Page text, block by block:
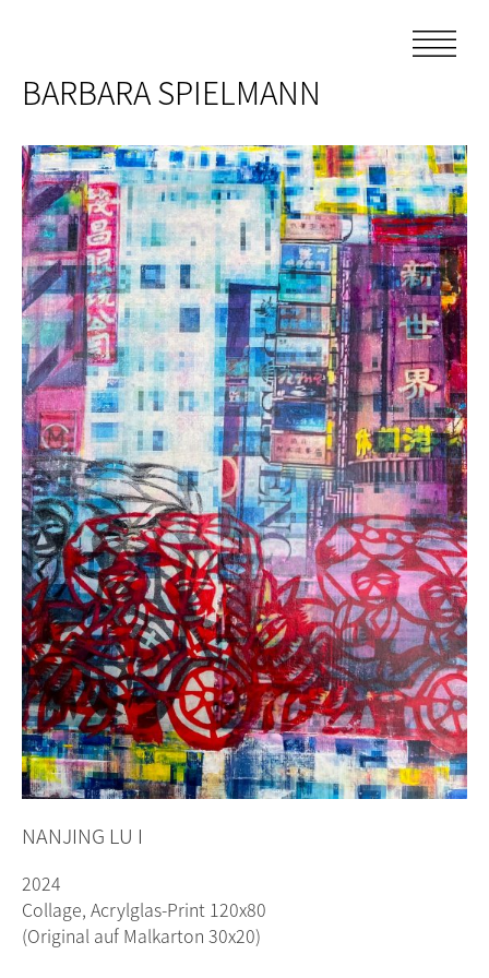
content
BARBARA SPIELMANN
NANJING LU I
2024
Collage, Acrylglas-Print 120x80
(Original auf Malkarton 30x20)